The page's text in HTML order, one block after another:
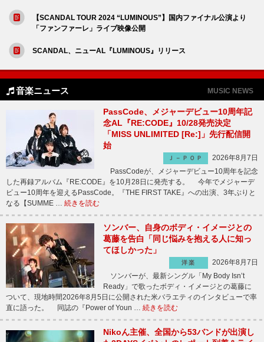
【SCANDAL TOUR 2024 “LUMINOUS”】国内ファイナル公演より
「ファンファーレ」ライブ映像公開
SCANDAL、ニューAL『LUMINOUS』リリース
音楽ニュース MUSIC NEWS
PassCode、メジャーデビュー10周年記
念AL『RE:CODE』10/28発売決定
「MISS UNLIMITED [Re:]」先行配信開
始
Ｊ－ＰＯＰ
2026年8月7日
PassCodeが、メジャーデビュー10周年を記念
した再録アルバム『RE:CODE』を10月28日に発売する。 今年でメジャーデ
ビュー10周年を迎えるPassCode。『THE FIRST TAKE』への出演、3年ぶりと
なる【SUMME … 続きを読む
ソンバー、自身のボディ・イメージとの
葛藤を告白「同じ悩みを抱える人に知っ
てほしかった」
洋楽
2026年8月7日
ソンバーが、最新シングル「My Body Isn’t
Ready」で歌ったボディ・イメージとの葛藤に
ついて、現地時間2026年8月5日に公開された米バラエティのインタビューで率
直に語った。 同誌の『Power of Youn … 続きを読む
Nikoん主催、全国から53バンドが出演し